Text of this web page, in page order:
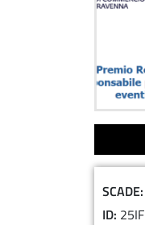
SCADE
ID 25IF